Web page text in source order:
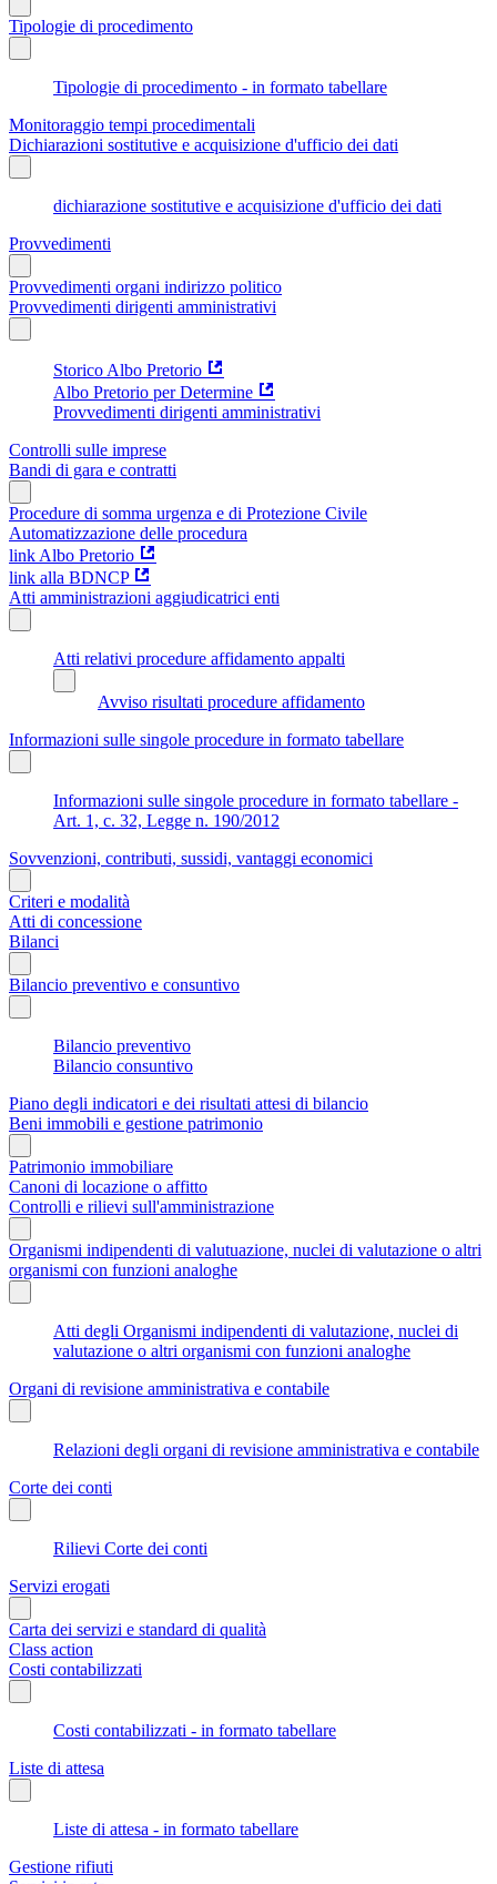
Tipologie di procedimento
Tipologie di procedimento - in formato tabellare
Monitoraggio tempi procedimentali
Dichiarazioni sostitutive e acquisizione d'ufficio dei dati
dichiarazione sostitutive e acquisizione d'ufficio dei dati
Provvedimenti
Provvedimenti organi indirizzo politico
Provvedimenti dirigenti amministrativi
Storico Albo Pretorio
Albo Pretorio per Determine
Provvedimenti dirigenti amministrativi
Controlli sulle imprese
Bandi di gara e contratti
Procedure di somma urgenza e di Protezione Civile
Automatizzazione delle procedura
link Albo Pretorio
link alla BDNCP
Atti amministrazioni aggiudicatrici enti
Atti relativi procedure affidamento appalti
Avviso risultati procedure affidamento
Informazioni sulle singole procedure in formato tabellare
Informazioni sulle singole procedure in formato tabellare -
Art. 1, c. 32, Legge n. 190/2012
Sovvenzioni, contributi, sussidi, vantaggi economici
Criteri e modalità
Atti di concessione
Bilanci
Bilancio preventivo e consuntivo
Bilancio preventivo
Bilancio consuntivo
Piano degli indicatori e dei risultati attesi di bilancio
Beni immobili e gestione patrimonio
Patrimonio immobiliare
Canoni di locazione o affitto
Controlli e rilievi sull'amministrazione
Organismi indipendenti di valutuazione, nuclei di valutazione o altri
organismi con funzioni analoghe
Atti degli Organismi indipendenti di valutazione, nuclei di
valutazione o altri organismi con funzioni analoghe
Organi di revisione amministrativa e contabile
Relazioni degli organi di revisione amministrativa e contabile
Corte dei conti
Rilievi Corte dei conti
Servizi erogati
Carta dei servizi e standard di qualità
Class action
Costi contabilizzati
Costi contabilizzati - in formato tabellare
Liste di attesa
Liste di attesa - in formato tabellare
Gestione rifiuti